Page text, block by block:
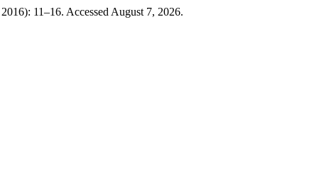
11–16. Accessed August 7, 2026.